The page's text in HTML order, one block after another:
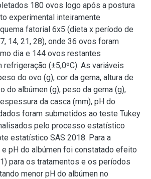
180 ovos logo após a postura
experimental inteiramente
fatorial 6x5 (dieta x período de
14, 21, 28), onde 36 ovos foram
dia e 144 ovos restantes
(±5,0ºC). As variáveis
do ovo (g), cor da gema, altura de
do albúmen (g), peso da gema (g),
da casca (mm), pH do
foram submetidos ao teste Tukey
pelo processo estatístico
estatístico SAS 2018. Para a
e pH do albúmen foi constatado efeito
para os tratamentos e os períodos
menor pH do albúmen no